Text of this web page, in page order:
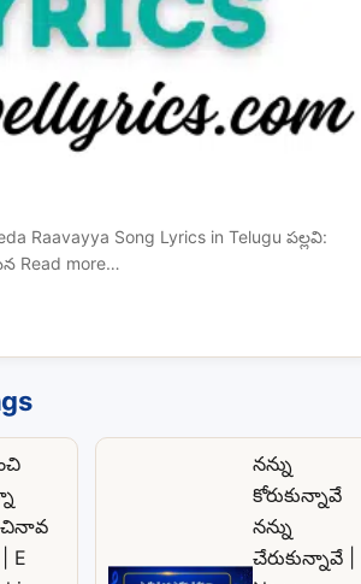
Raavayya Song Lyrics in Telugu పల్లవి:
more…
E
నన్ను
కోరుకున్నావే
నన్ను
చేరుకున్నావే |